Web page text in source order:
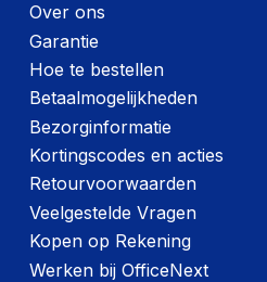
Over ons
Garantie
Hoe te bestellen
Betaalmogelijkheden
Bezorginformatie
Kortingscodes en acties
Retourvoorwaarden
Veelgestelde Vragen
Kopen op Rekening
Werken bij OfficeNext